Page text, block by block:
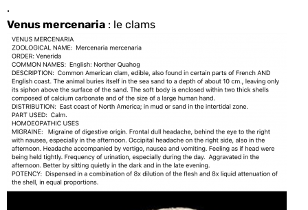
.
Venus mercenaria : le clams